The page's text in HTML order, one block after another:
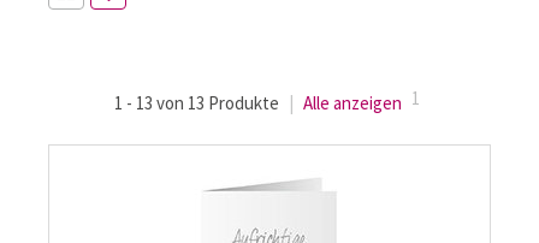
1 - 13 von 13 Produkte | Alle anzeigen 1